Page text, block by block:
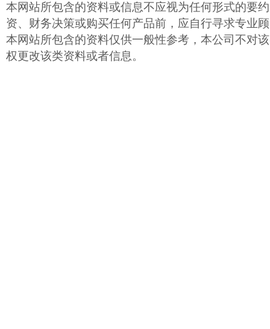
本网站所包含的资料或信息不应视为任何形式的要
资、财务决策或购买任何产品前，应自行寻求专业
本网站所包含的资料仅供一般性参考，本公司不对
权更改该类资料或者信息。